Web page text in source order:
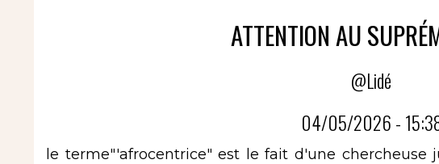
ATTENTION AU
@Lidé
04/05/2026 -
le terme"'afrocentrice" est le fait d'une chercheuse